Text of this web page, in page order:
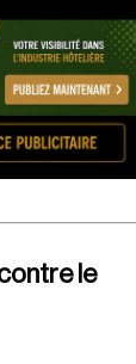
le